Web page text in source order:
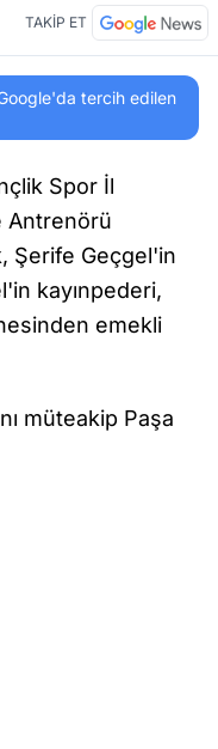
TAKİP ET
tercih edilen
Spor İl
Antrenörü
Şerife Geçgel'in
kayınpederi,
emekli
müteakip Paşa